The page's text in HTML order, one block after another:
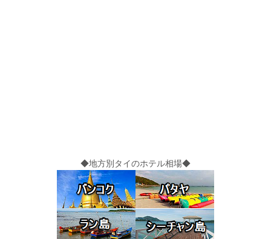
◆地方別タイのホテル相場◆